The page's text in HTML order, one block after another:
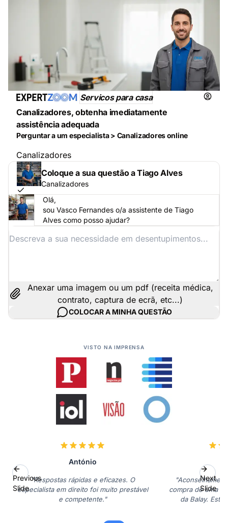
Servicos para casa
Canalizadores, obtenha imediatamente
assistência adequada
Perguntar a um especialista > Canalizadores online
Canalizadores
Coloque a sua questão a Tiago Alves
Canalizadores
Olá,
sou Vasco Fernandes o/a assistente de Tiago
Alves como posso ajudar?
Anexar uma imagem ou um pdf (receita médica,
contrato, captura de ecrã, etc...)
COLOCAR A MINHA QUESTÃO
VISTO NA IMPRENSA
António
"Respostas rápidas e eficazes. O
especialista em direito foi muito prestável
e competente."
compra de uma
da Balay.
Previous
Slide
Next
Slide